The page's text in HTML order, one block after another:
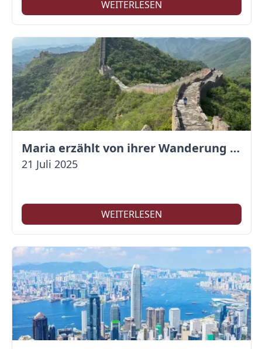
WEITERLESEN
Maria erzählt von ihrer Wanderung auf der Großen Mauer
21 Juli 2025
WEITERLESEN